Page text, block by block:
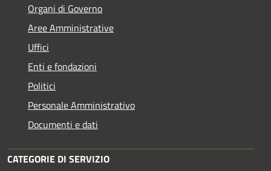
Organi di Governo
Aree Amministrative
Uffici
Enti e fondazioni
Politici
Personale Amministrativo
Documenti e dati
CATEGORIE DI SERVIZIO